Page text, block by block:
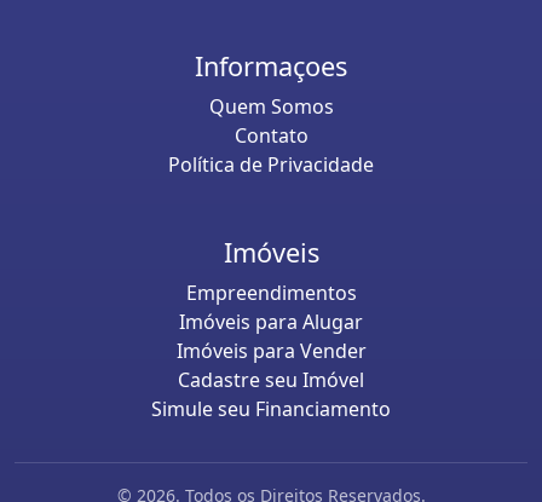
Informaçoes
Quem Somos
Contato
Política de Privacidade
Imóveis
Empreendimentos
Imóveis para Alugar
Imóveis para Vender
Cadastre seu Imóvel
Simule seu Financiamento
© 2026. Todos os Direitos Reservados.